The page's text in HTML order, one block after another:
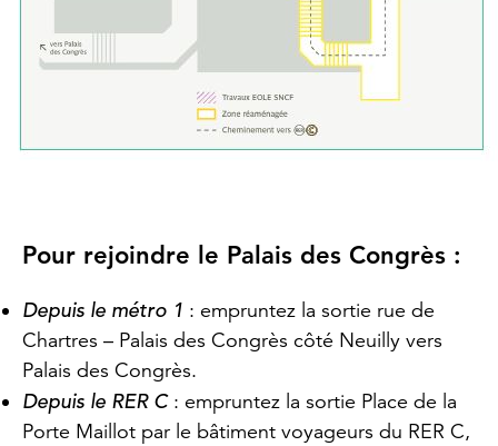
Pour rejoindre le Palais des Congrès :
Depuis le métro 1 : empruntez la sortie rue de
Chartres – Palais des Congrès côté Neuilly vers
Palais des Congrès.
Depuis le RER C: empruntez la sortie Place de la
Porte Maillot par le bâtiment voyageurs du RER C,